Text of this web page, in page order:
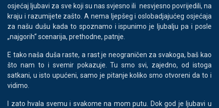
osjećaj ljubavi za sve koji su nas svjesno ili nesvjesno povrijedili, na
kraju i razumijete zašto. A nema ljepšeg i oslobadjajućeg osjećaja
za našu dušu kada to spoznamo i ispunimo je ljubalju pa i posle
„najgorih“ scenarija, prethodne, patnje.
E tako naša duša raste, a rast je neograničen za svakoga, baš kao
što nam to i svemir pokazuje. Tu smo svi, zajedno, od istoga
satkani, u isto upućeni, samo je pitanje koliko smo otvoreni da to i
vidimo.
I zato hvala svemu i svakome na mom putu. Dok god je ljubavi u